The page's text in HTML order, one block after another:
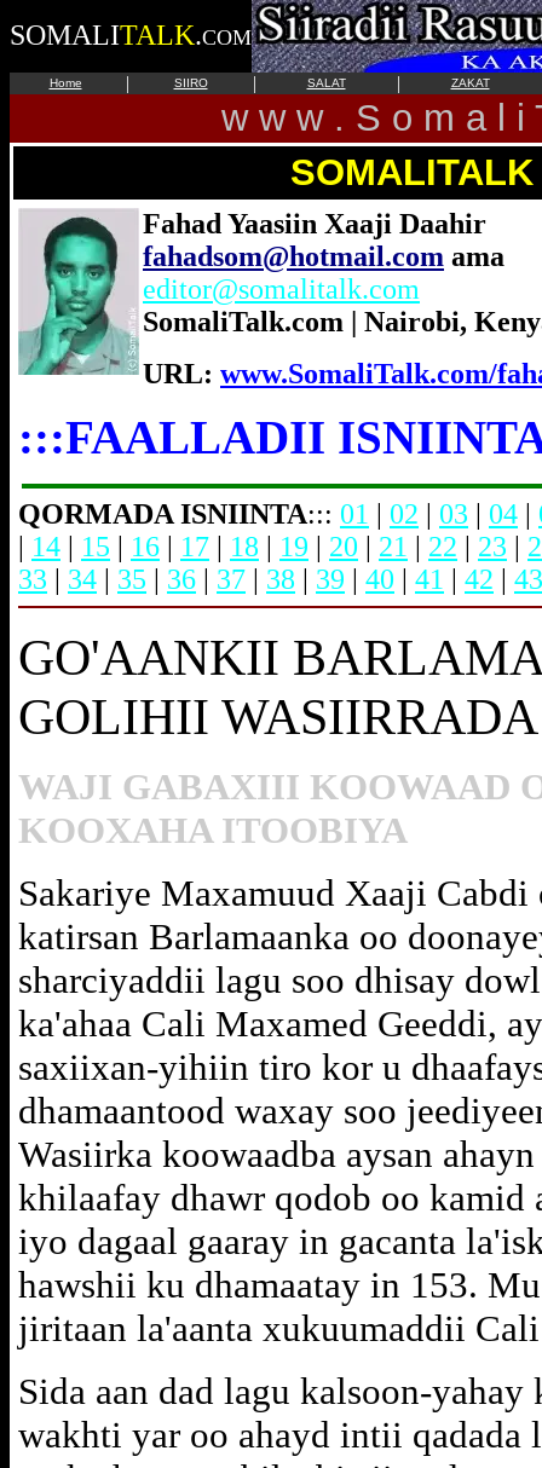
SOMALITALK.COM
Home | SIIRO | SALAT | ZAKAT
w w w . S o m a l i
SOMALITALK
Fahad Yaasiin Xaaji Daahir
fahadsom@hotmail.com ama
editor@somalitalk.com
SomaliTalk.com | Nairobi,
URL: www.SomaliTalk.com/
:::FAALLADII
QORMADA ISNIINTA::: 01 | 02 | 03 | 04 |
| 14 | 15 | 16 | 17 | 18 | 19 | 20 | 21 | 22 | 23 |
33 | 34 | 35 | 36 | 37 | 38 | 39 | 40 | 41 | 42 | 43
GO'AANKII
GOLIHII WASIIRRADA
WAJI GABAXIII KOOWAAD
KOOXAHA ITOOBIYA
Sakariye Maxamuud Xaaji Cabdi
katirsan Barlamaanka oo
sharciyaddii lagu soo dhisay
ka'ahaa Cali Maxamed Geeddi,
saxiixan-yihiin tiro kor u
dhamaantood waxay soo
Wasiirka koowaadba aysan
khilaafay dhawr qodob oo kamid
iyo dagaal gaaray in gacanta
hawshii ku dhamaatay in 153.
jiritaan la'aanta xukuumaddii
Sida aan dad lagu kalsoon-yahay
wakhti yar oo ahayd intii qadada